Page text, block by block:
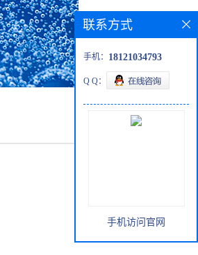
联系方式
手机： 18121034793
Q Q：
手机访问官网